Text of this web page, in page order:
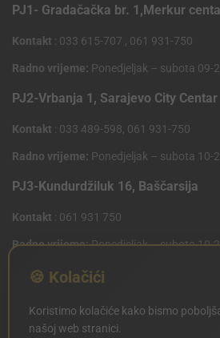
PJ1- Gradačačka br. 1,Merkur
Kontakt : 033 615-707 , 061 931-750
Radno vrijeme: Ponedjeljak – subota 09-
PJ2-Vrbanja 1, Sarajevo City Centar
Kontakt : 033 489-598, 061 931-750
Radno vrijeme: Ponedjeljak – subota 10-
PJ3-Kundurdžiluk 16, Baščarsija
Kontakt : 061 931 750
Radno vrijeme:Ponedjeljak – subota 10-
PJ4 West Gate,Mostarsko raskrsce
Kontakt: 061 931 750
🍪 Kolačići
Koristimo kolačiće kako bismo
našoj web stranici.